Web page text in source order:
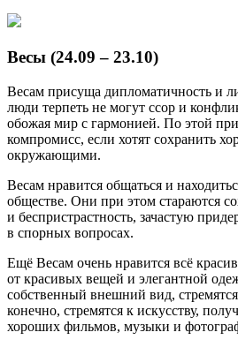
Весы (24.09 – 23.10)
Весам присуща дипломатичность и
люди терпеть не могут ссор и
обожая мир с гармонией. По этой
компромисс, если хотят сохранить
окружающими.
Весам нравится общаться и
обществе. Они при этом стараются
и беспристрастность, зачастую
в спорных вопросах.
Ещё Весам очень нравится всё
от красивых вещей и элегантной
собственный внешний вид,
конечно, стремятся к искусству,
хороших фильмов, музыки и